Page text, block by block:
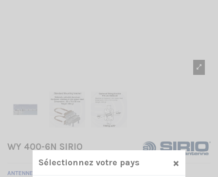
WY 400-6N SIRIO
ANTENNE DIRECTIVE
Sélectionnez votre pays ×